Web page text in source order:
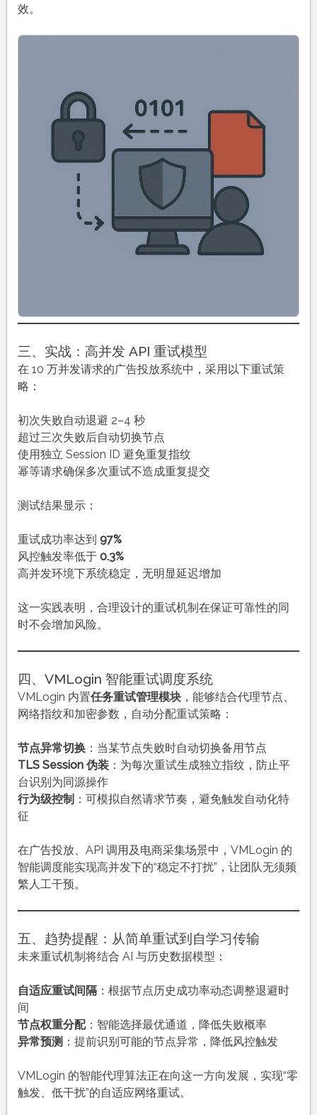
效。
三、实战：高并发 API 重试模型
在 10 万并发请求的广告投放系统中，采用以下重试策
略：
初次失败自动退避 2–4 秒
超过三次失败后自动切换节点
使用独立 Session ID 避免重复指纹
幂等请求确保多次重试不造成重复提交
测试结果显示：
重试成功率达到 97%
风控触发率低于 0.3%
高并发环境下系统稳定，无明显延迟增加
这一实践表明，合理设计的重试机制在保证可靠性的同
时不会增加风险。
四、VMLogin 智能重试调度系统
VMLogin 内置任务重试管理模块，能够结合代理节点、
网络指纹和加密参数，自动分配重试策略：
节点异常切换：当某节点失败时自动切换备用节点
TLS Session 伪装：为每次重试生成独立指纹，防止平
台识别为同源操作
行为级控制 ：可模拟自然请求节奏，避免触发自动化特
征
在广告投放、API 调用及电商采集场景中，VMLogin 的
智能调度能实现高并发下的“稳定不打扰”，让团队无须频
繁人工干预。
五、趋势提醒：从简单重试到自学习传输
未来重试机制将结合 AI 与历史数据模型：
自适应重试间隔：根据节点历史成功率动态调整退避时
间
节点权重分配：智能选择最优通道，降低失败概率
异常预测 ：提前识别可能的节点异常，降低风控触发
VMLogin 的智能代理算法正在向这一方向发展，实现“零
触发、低干扰”的自适应网络重试。